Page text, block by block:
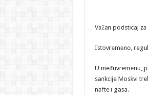
Važan podsticaj
Istovremeno,
U međuvremenu,
sankcije Moskvi
nafte i gasa.